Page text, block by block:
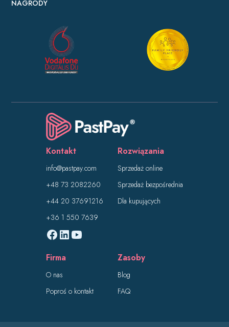
NAGRODY
Kontakt
info@pastpay.com
+48 73 2082260
+44 20 37691216
+36 1 550 7639
Rozwiązania
Sprzedaż online
Sprzedaż bezpośrednia
Dla kupujących
Firma
O nas
Poproś o kontakt
Zasoby
Blog
FAQ